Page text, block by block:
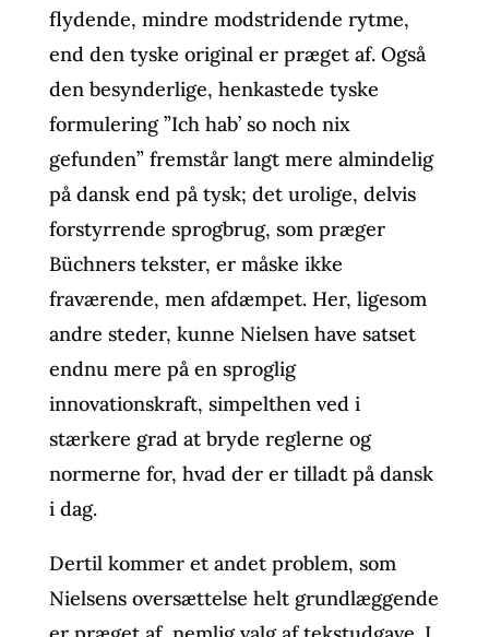
flydende, mindre modstridende rytme,
end den tyske original er præget af. Også
den besynderlige, henkastede tyske
formulering ”Ich hab’ so noch nix
gefunden” fremstår langt mere almindelig
på dansk end på tysk; det urolige, delvis
forstyrrende sprogbrug, som præger
Büchners tekster, er måske ikke
fraværende, men afdæmpet. Her, ligesom
andre steder, kunne Nielsen have satset
endnu mere på en sproglig
innovationskraft, simpelthen ved i
stærkere grad at bryde reglerne og
normerne for, hvad der er tilladt på dansk
i dag.
Dertil kommer et andet problem, som
Nielsens oversættelse helt grundlæggende